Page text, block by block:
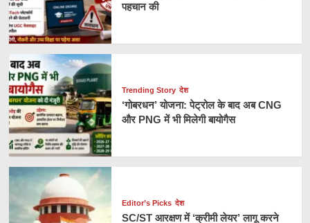
पहचान की
Trending Story देश
‘गोबरधन’ योजना: पेट्रोल के बाद अब CNG
और PNG में भी मिलेगी बायोगैस
Editor’s Picks देश
SC/ST आरक्षण में ‘क्रीमी लेयर’ लागू करने